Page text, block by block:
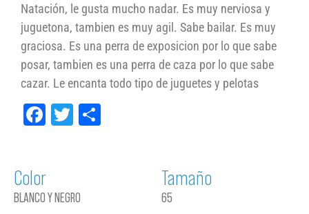
Natación, le gusta mucho nadar. Es muy nerviosa y
juguetona, tambien es muy agil. Sabe bailar. Es muy
graciosa. Es una perra de exposicion por lo que sabe
posar, tambien es una perra de caza por lo que sabe
cazar. Le encanta todo tipo de juguetes y pelotas
Facebook
Twitter
Color
BLANCO Y NEGRO
Tamaño
65